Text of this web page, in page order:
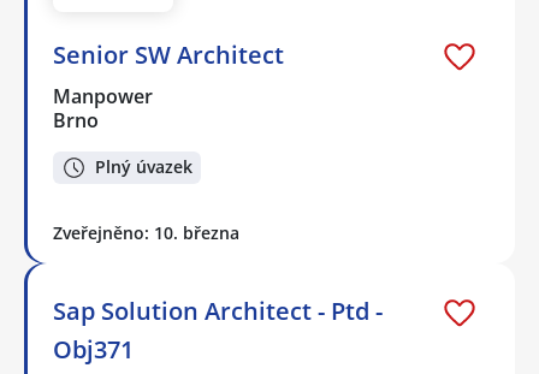
Senior SW Architect
Manpower
Brno
Plný úvazek
Zveřejněno: 10. března
Sap Solution Architect - Ptd -
Obj371